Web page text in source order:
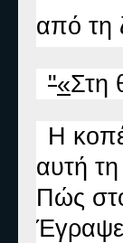
από τη
"«Στη
Η
αυτή
Πώς
Έγραψε